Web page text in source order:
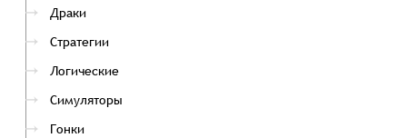
Драки
Стратегии
Логические
Симуляторы
Гонки